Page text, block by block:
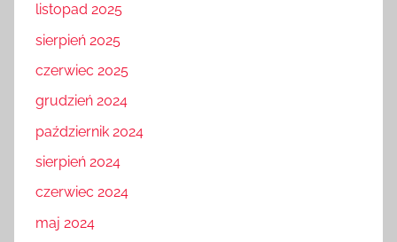
listopad 2025
sierpień 2025
czerwiec 2025
grudzień 2024
październik 2024
sierpień 2024
czerwiec 2024
maj 2024